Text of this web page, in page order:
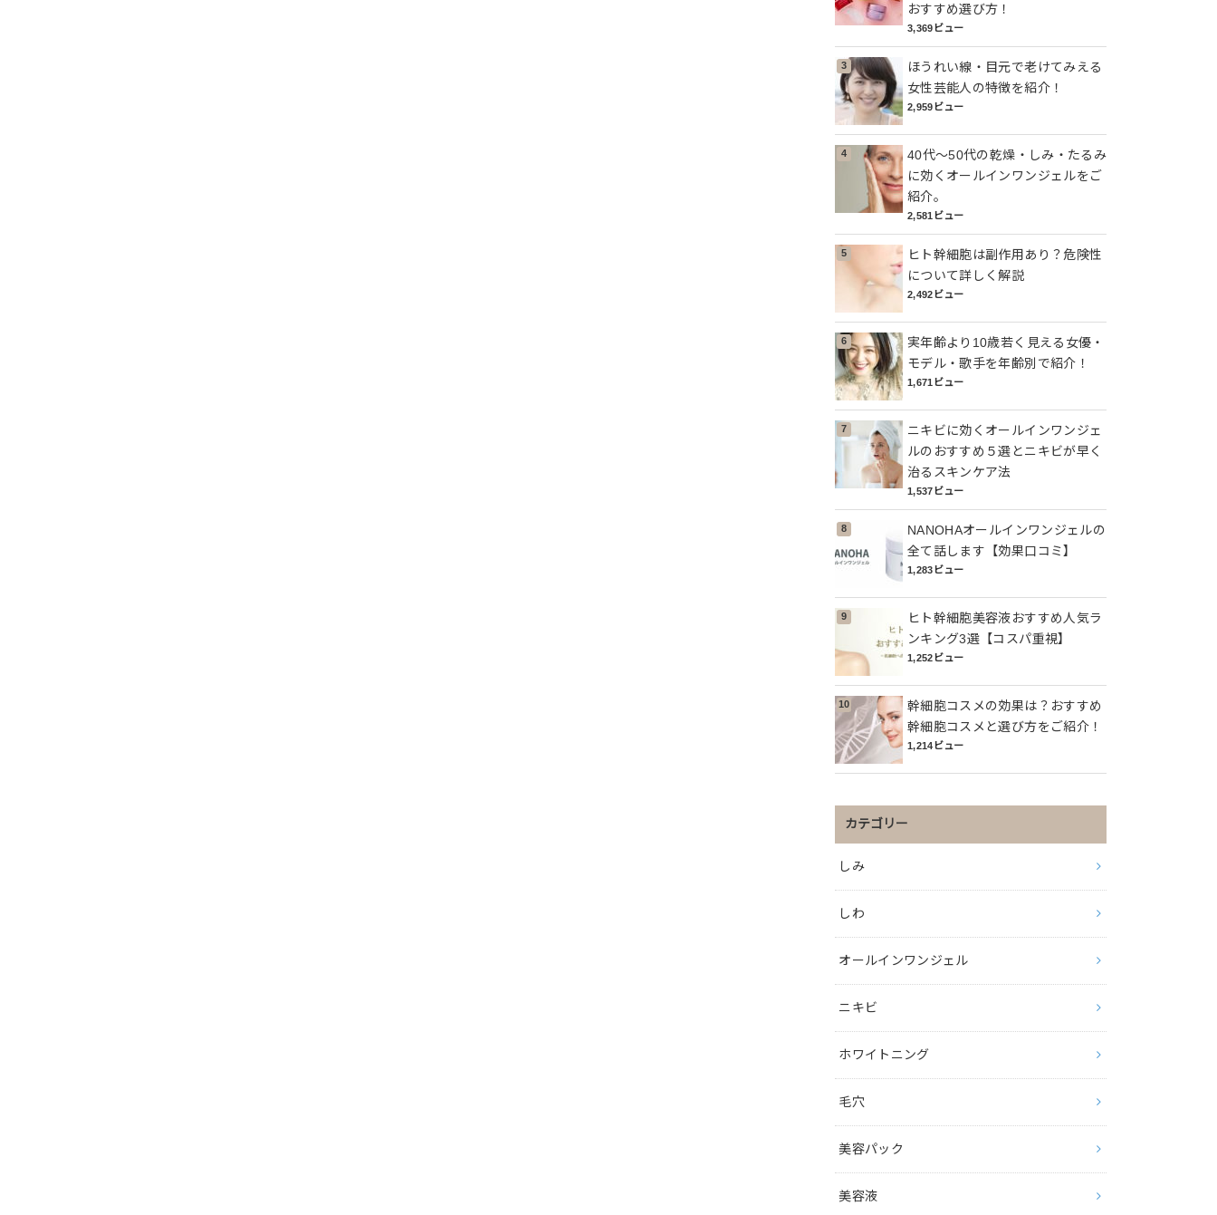
おすすめ選び方！
3,369ビュー
ほうれい線・目元で老けてみえる
女性芸能人の特徴を紹介！
2,959ビュー
40代～50代の乾燥・しみ・たるみ
に効くオールインワンジェルをご
紹介。
2,581ビュー
ヒト幹細胞は副作用あり？危険性
について詳しく解説
2,492ビュー
実年齢より10歳若く見える女優・
モデル・歌手を年齢別で紹介！
1,671ビュー
ニキビに効くオールインワンジェ
ルのおすすめ５選とニキビが早く
治るスキンケア法
1,537ビュー
NANOHAオールインワンジェルの
全て話します【効果口コミ】
1,283ビュー
ヒト幹細胞美容液おすすめ人気ラ
ンキング3選【コスパ重視】
1,252ビュー
幹細胞コスメの効果は？おすすめ
幹細胞コスメと選び方をご紹介！
1,214ビュー
カテゴリー
しみ
しわ
オールインワンジェル
ニキビ
ホワイトニング
毛穴
美容パック
美容液